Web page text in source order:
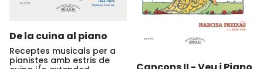
De la cuina al piano
Receptes musicals per a
pianistes amb estris de